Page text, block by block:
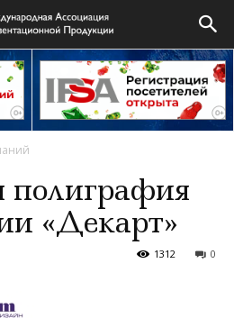
полиграфия
«Декарт»
0
1312